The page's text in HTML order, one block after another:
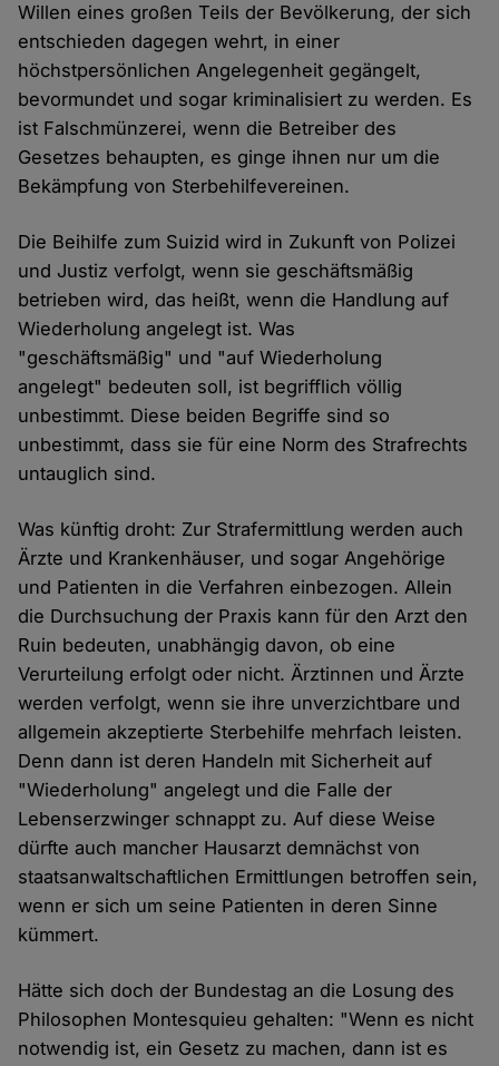
Willen eines großen Teils der Bevölkerung, der sich
entschieden dagegen wehrt, in einer
höchstpersönlichen Angelegenheit gegängelt,
bevormundet und sogar kriminalisiert zu werden. Es
ist Falschmünzerei, wenn die Betreiber des
Gesetzes behaupten, es ginge ihnen nur um die
Bekämpfung von Sterbehilfevereinen.
Die Beihilfe zum Suizid wird in Zukunft von Polizei
und Justiz verfolgt, wenn sie geschäftsmäßig
betrieben wird, das heißt, wenn die Handlung auf
Wiederholung angelegt ist. Was
"geschäftsmäßig" und "auf Wiederholung
angelegt" bedeuten soll, ist begrifflich völlig
unbestimmt. Diese beiden Begriffe sind so
unbestimmt, dass sie für eine Norm des Strafrechts
untauglich sind.
Was künftig droht: Zur Strafermittlung werden auch
Ärzte und Krankenhäuser, und sogar Angehörige
und Patienten in die Verfahren einbezogen. Allein
die Durchsuchung der Praxis kann für den Arzt den
Ruin bedeuten, unabhängig davon, ob eine
Verurteilung erfolgt oder nicht. Ärztinnen und Ärzte
werden verfolgt, wenn sie ihre unverzichtbare und
allgemein akzeptierte Sterbehilfe mehrfach leisten.
Denn dann ist deren Handeln mit Sicherheit auf
"Wiederholung" angelegt und die Falle der
Lebenserzwinger schnappt zu. Auf diese Weise
dürfte auch mancher Hausarzt demnächst von
staatsanwaltschaftlichen Ermittlungen betroffen sein,
wenn er sich um seine Patienten in deren Sinne
kümmert.
Hätte sich doch der Bundestag an die Losung des
Philosophen Montesquieu gehalten: "Wenn es nicht
notwendig ist, ein Gesetz zu machen, dann ist es